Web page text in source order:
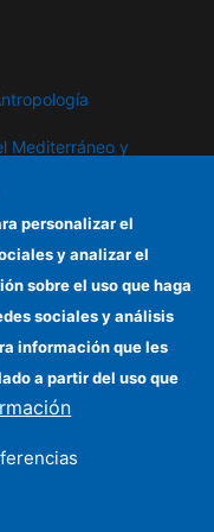
Mediterráneo y
personalizar el
y analizar el
sobre el uso que haga
sociales y análisis
información que les
a partir del uso que